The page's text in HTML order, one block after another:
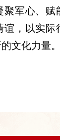
聚军心、赋
谊，以实际
文化力量。